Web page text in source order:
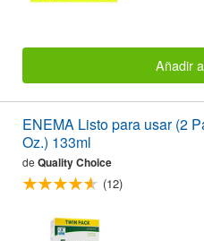
Añadir
ENEMA Listo para usar (2
Oz.) 133ml
de Quality Choice
(12)